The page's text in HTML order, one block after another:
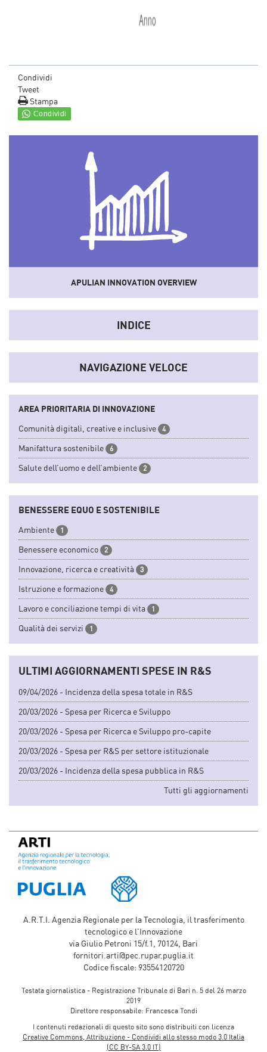
Condividi
Tweet
Stampa
APULIAN INNOVATION OVERVIEW
Unostrumentoche sistematizza dati e informazioni del
sistema socio-economico e dell'innovazione regionale
convertendoli in indicatori sintetici.
INDICE
NAVIGAZIONE VELOCE
AREA PRIORITARIA DI INNOVAZIONE
Comunità digitali, creative e inclusive
4
Manifattura sostenibile 6
Salute dell’uomo e dell’ambiente 2
BENESSERE EQUO E SOSTENIBILE
Ambiente 1
Benessere economico 2
Innovazione, ricerca e creatività 3
Istruzione e formazione 4
Lavoro e conciliazione tempi di vita 1
Qualità dei servizi 1
ULTIMI AGGIORNAMENTI SPESE IN R&S
09/04/2026 - Incidenza della spesa totale in R&S
20/03/2026 - Spesa per Ricerca e Sviluppo
20/03/2026 - Spesa per Ricerca e Sviluppo pro-capite
20/03/2026 - Spesa per R&S per settore istituzionale
20/03/2026 - Incidenza della spesa pubblica in R&S
Tutti gli aggiornamenti
A.R.T.I. Agenzia Regionale per la Tecnologia, il trasferimento
tecnologico e l'Innovazione
via Giulio Petroni 15/f.1, 70124, Bari
fornitori.arti@pec.rupar.puglia.it
Codice fiscale: 93554120720
Testata giornalistica - Registrazione Tribunale di Bari n. 5 del 26 marzo
2019
Direttore responsabile: Francesca Tondi
I contenuti redazionali di questo sito sono distribuiti con licenza
Creative Commons, Attribuzione - Condividi allo stesso modo 3.0 Italia
(CC BY-SA 3.0 IT)